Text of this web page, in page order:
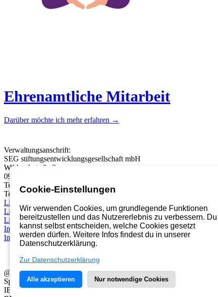
Ehrenamtliche Mitarbeit
Darüber möchte ich mehr erfahren →
Verwaltungsanschrift:
SEG stiftungsentwicklungsgesellschaft mbH
Wildparkstraße 3
09247 Chemnitz
Telefon:
03722 46937 0
Telefax: 03722 49937 99
Link
Link
Link
Impressum
Impressum
@2026 Diakoniestiftung in Sachsen
Spendenkonto der Diakoniestiftung in Sachsen
IBAN: DE41 8602 0500 0003 6550 02
Cookie-Einstellungen
Wir verwenden Cookies, um grundlegende Funktionen
bereitzustellen und das Nutzererlebnis zu verbessern. Du
kannst selbst entscheiden, welche Cookies gesetzt
werden dürfen. Weitere Infos findest du in unserer
Datenschutzerklärung.
Zur Datenschutzerklärung
Alle akzeptieren Nur notwendige Cookies